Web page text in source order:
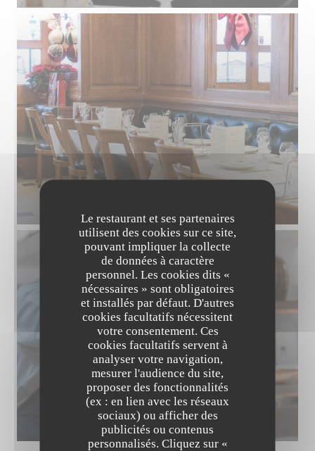
Le restaurant et ses partenaires
utilisent des cookies sur ce site,
pouvant impliquer la collecte
de données à caractère
personnel. Les cookies dits «
nécessaires » sont obligatoires
et installés par défaut. D'autres
cookies facultatifs nécessitent
votre consentement. Ces
cookies facultatifs servent à
analyser votre navigation,
mesurer l'audience du site,
proposer des fonctionnalités
(ex : en lien avec les réseaux
sociaux) ou afficher des
publicités ou contenus
personnalisés. Cliquez sur «